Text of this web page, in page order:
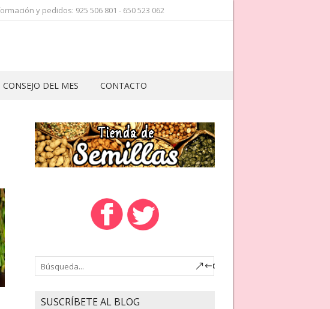
y pedidos: 925 506 801 - 650 523 062
CONSEJO DEL MES CONTACTO
SUSCRÍBETE AL BLOG